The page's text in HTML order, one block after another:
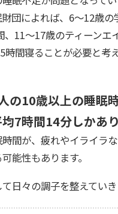
団によれば、6～12歳の
、11～17歳のティーンエ
時間寝ることが必要と考
の10歳以上の睡眠時
7時間14分しかあり
間が、疲れやイライラ
能性もあります。
日々の調子を整えていき